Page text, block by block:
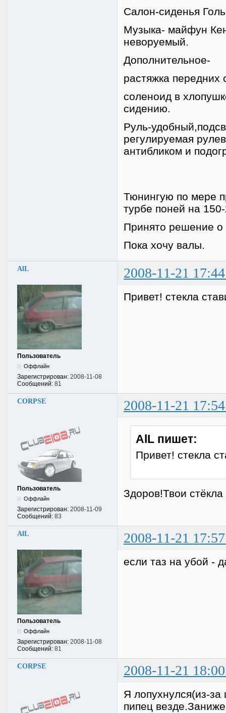
Салон-сиденья
Музыка- майфун
неворуемый.
Дополнительное-
растяжка передних
соленоид в
сидению.
Руль-
регулируемая
антибликом и
Тюнингую по мере
турбе поней на
Принято решение о
Пока хочу валы.
AlL 2008-11-21
Пользователь
Оффлайн
Зарегистрирован: 2008-11-08
Сообщений: 81
Привет! стекла
CORPSE 2008-11-21
Пользователь
Оффлайн
Зарегистрирован: 2008-11-09
Сообщений: 83
AlL пишет:
Привет! стекла
Здоров!Твои
AlL 2008-11-21
Пользователь
Оффлайн
Зарегистрирован: 2008-11-08
Сообщений: 81
если таз на убой -
CORPSE 2008-11-21
Я лопухнулся(из-
пипец